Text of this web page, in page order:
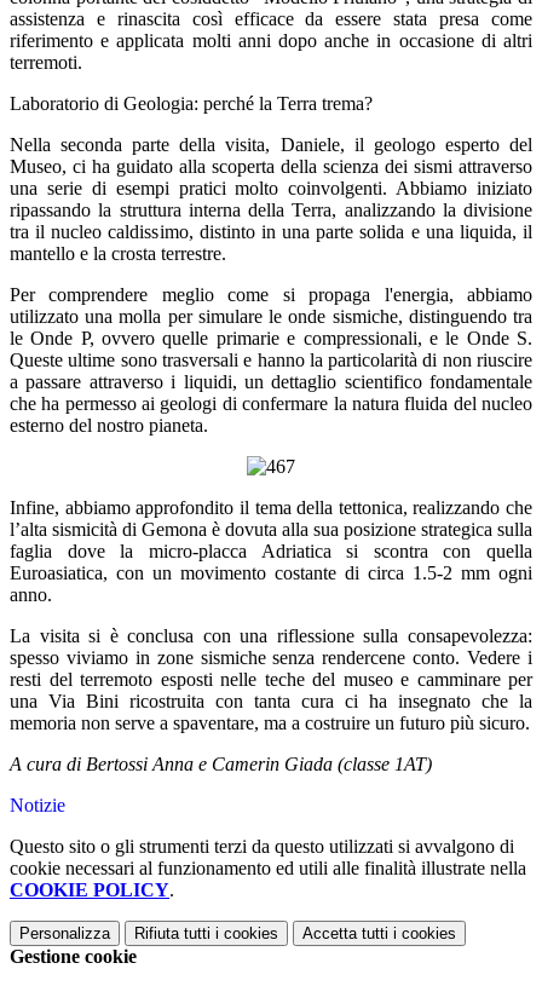
assistenza e rinascita così efficace da essere stata presa come
riferimento e applicata molti anni dopo anche in occasione di altri
terremoti.
Laboratorio di Geologia: perché la Terra trema?
Nella seconda parte della visita, Daniele, il geologo esperto del
Museo, ci ha guidato alla scoperta della scienza dei sismi attraverso
una serie di esempi pratici molto coinvolgenti. Abbiamo iniziato
ripassando la struttura interna della Terra, analizzando la divisione
tra il nucleo caldissimo, distinto in una parte solida e una liquida, il
mantello e la crosta terrestre.
Per comprendere meglio come si propaga l'energia, abbiamo
utilizzato una molla per simulare le onde sismiche, distinguendo tra
le Onde P, ovvero quelle primarie e compressionali, e le Onde S.
Queste ultime sono trasversali e hanno la particolarità di non riuscire
a passare attraverso i liquidi, un dettaglio scientifico fondamentale
che ha permesso ai geologi di confermare la natura fluida del nucleo
esterno del nostro pianeta.
Infine, abbiamo approfondito il tema della tettonica, realizzando che
l’alta sismicità di Gemona è dovuta alla sua posizione strategica sulla
faglia dove la micro-placca Adriatica si scontra con quella
Euroasiatica, con un movimento costante di circa 1.5-2 mm ogni
anno.
La visita si è conclusa con una riflessione sulla consapevolezza:
spesso viviamo in zone sismiche senza rendercene conto. Vedere i
resti del terremoto esposti nelle teche del museo e camminare per
una Via Bini ricostruita con tanta cura ci ha insegnato che la
memoria non serve a spaventare, ma a costruire un futuro più sicuro.
A cura di Bertossi Anna e Camerin Giada (classe 1AT)
Notizie
Questo sito o gli strumenti terzi da questo utilizzati si avvalgono di
cookie necessari al funzionamento ed utili alle finalità illustrate nella
COOKIE POLICY.
Personalizza Rifiuta tutti i cookies Accetta tutti i cookies
Gestione cookie